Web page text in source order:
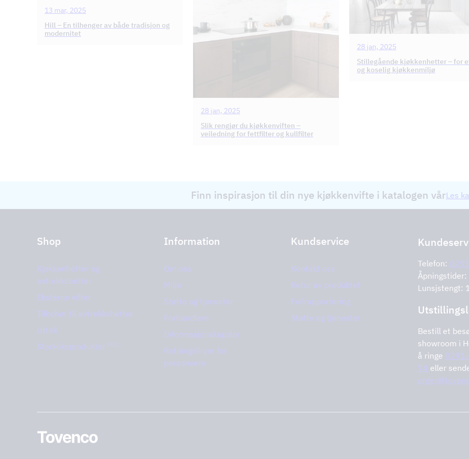
13 mar, 2025
Hill – En tilhenger av både tradisjon og
modernitet
28 jan, 2025
Slik rengjør du kjøkkenviften –
veiledning for fettfilter og kullfilter
28 jan, 2025
Stillegående kjøkkenhetter – for
og koselig kjøkkenmiljø
Finn inspirasjon til din nye kjøkkenvifte i katalogen vårLes
Shop
Kjøkkenhetter og
avtrekkshetter
Eksterne vifter
Tilbehør til avtrekkshetter
Uttak
Storköksprodukter
Information
Om oss
Miljø
Støtte og tjenester
Forhandlere
Informasjonskapsler
Retningslinjer for
personvern
Kundservice
Kontakt oss
Retur av produktet
Feilrapportering
Støtte og tjenester
Telefon:
Lunsjstengt:
Bestill et
showroom i
å ringe
74 eller